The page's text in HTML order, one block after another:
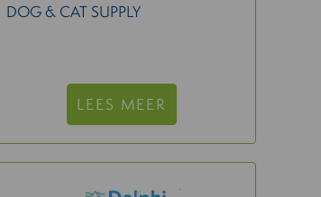
DOG & CAT SUPPLY
LEES MEER